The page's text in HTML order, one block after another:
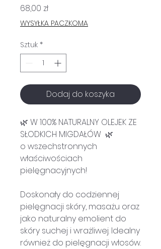
68,00 złCena
WYSYŁKA PACZKOMA
Sztuk *
Dodaj do koszyka
🌿 W 100% NATURALNY OLEJEK ZE
SŁODKICH MIGDAŁÓW 🌿
o wszechstronnych
właściwościach
pielęgnacyjnych!
Doskonały do codziennej
pielęgnacji skóry, masażu oraz
jako naturalny emolient do
skóry suchej i wrażliwej. Idealny
również do pielęgnacji włosów.